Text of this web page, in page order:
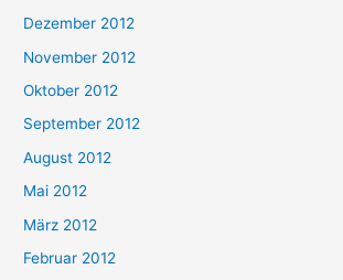
Dezember 2012
November 2012
Oktober 2012
September 2012
August 2012
Mai 2012
März 2012
Februar 2012